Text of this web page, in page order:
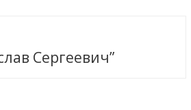
Сергеевич”